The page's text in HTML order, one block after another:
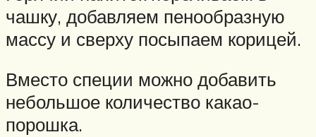
чашку, добавляем пенообразную
массу и сверху посыпаем корицей.
Вместо специи можно добавить
небольшое количество какао-
порошка.